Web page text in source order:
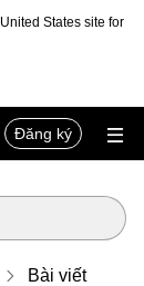
States site for
Đăng ký
Bài viết